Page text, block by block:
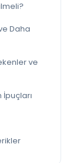
Daha
ve
İpuçları